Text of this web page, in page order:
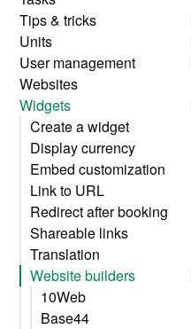
Tips & tricks
Units
User management
Websites
Widgets
Create a widget
Display currency
Embed customization
Link to URL
Redirect after booking
Shareable links
Translation
Website builders
10Web
Base44